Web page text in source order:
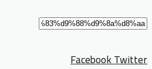
FacebookTwitter